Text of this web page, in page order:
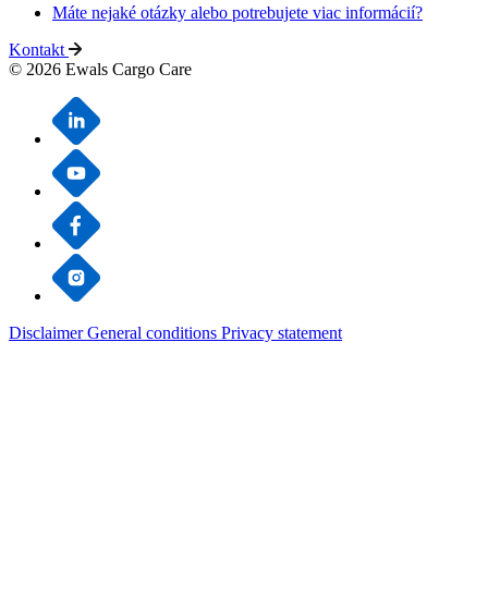
Máte nejaké otázky alebo potrebujete viac informácií?
Kontakt
© 2026 Ewals Cargo Care
DisclaimerGeneral conditions Privacy statement